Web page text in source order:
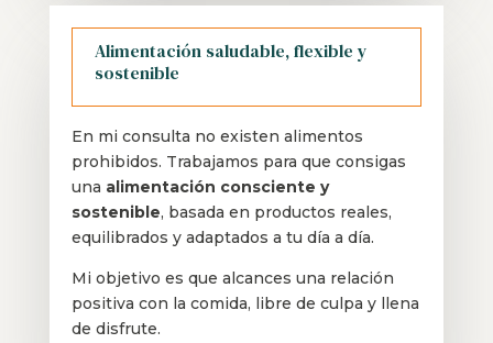
Alimentación saludable, flexible y
sostenible
En mi consulta no existen alimentos
prohibidos. Trabajamos para que consigas
una alimentación consciente y
sostenible, basada en productos reales,
equilibrados y adaptados a tu día a día.
Mi objetivo es que alcances una relación
positiva con la comida, libre de culpa y llena
de disfrute.